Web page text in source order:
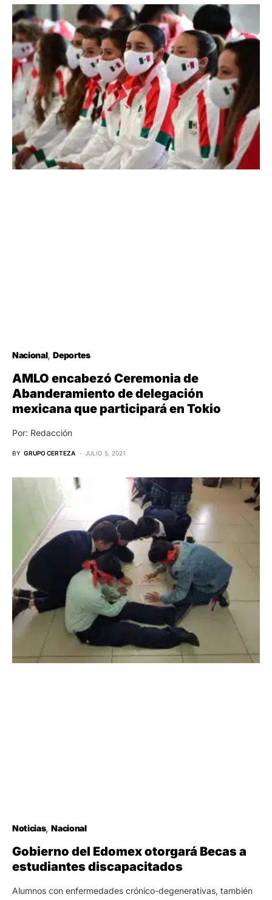
Nacional Deportes
AMLO encabezó Ceremonia de
Abanderamiento de delegación
mexicana que participará en Tokio
Por: Redacción
BY GRUPO CERTEZA JULIO 5, 2021
Noticias Nacional
Gobierno del Edomex otorgará Becas a
estudiantes discapacitados
Alumnos con enfermedades crónico-degenerativas, también